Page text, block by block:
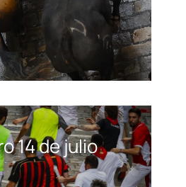
14 de julio